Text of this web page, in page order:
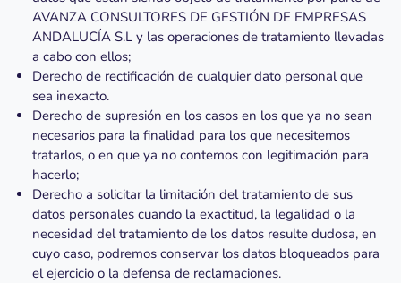
AVANZA CONSULTORES DE GESTIÓN DE EMPRESAS
ANDALUCÍA S.L y las operaciones de tratamiento llevadas
a cabo con ellos;
Derecho de rectificación de cualquier dato personal que
sea inexacto.
Derecho de supresión en los casos en los que ya no sean
necesarios para la finalidad para los que necesitemos
tratarlos, o en que ya no contemos con legitimación para
hacerlo;
Derecho a solicitar la limitación del tratamiento de sus
datos personales cuando la exactitud, la legalidad o la
necesidad del tratamiento de los datos resulte dudosa, en
cuyo caso, podremos conservar los datos bloqueados para
el ejercicio o la defensa de reclamaciones.